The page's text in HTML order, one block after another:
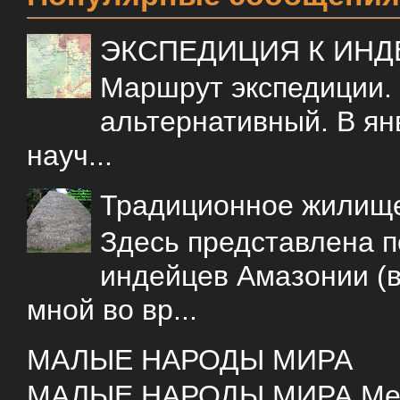
ЭКСПЕДИЦИЯ К
Маршрут
альтернативный. В
науч...
Традиционное
Здесь представлена
индейцев Амазонии
мной во вр...
МАЛЫЕ НАРОДЫ МИРА